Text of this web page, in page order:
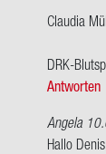
Ne­
tiv.
macht…
Denis
Clau­dia
DRK-​
Antworten
Angela
Ant­
Hallo